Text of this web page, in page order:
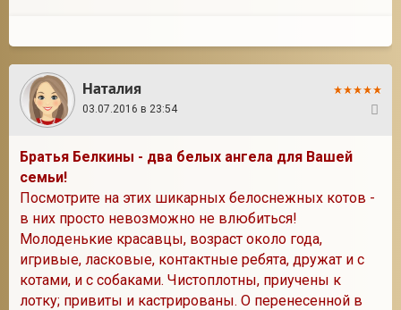
Наталия
03.07.2016 в 23:54
Братья Белкины - два белых ангела для Вашей
семьи!
Посмотрите на этих шикарных белоснежных котов -
в них просто невозможно не влюбиться!
Молоденькие красавцы, возраст около года,
игривые, ласковые, контактные ребята, дружат и с
котами, и с собаками. Чистоплотны, приучены к
лотку; привиты и кастрированы. О перенесенной в